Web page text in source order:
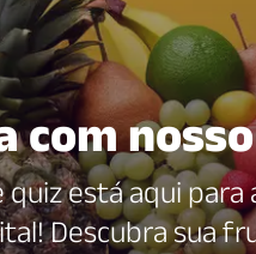
com
está aqui para
Descubra sua